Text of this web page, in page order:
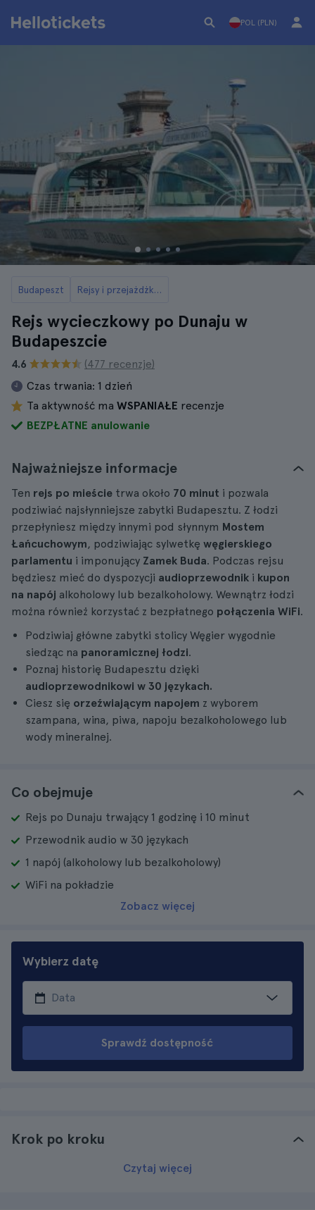
POL (PLN)
Budapeszt Rejsy i przejażdżki łodzią w Budapeszcie
Rejs wycieczkowy po Dunaju w
Budapeszcie
4.6
(477 recenzje)
Czas trwania: 1 dzień
Ta aktywność ma WSPANIAŁE recenzje
BEZPŁATNE anulowanie
Najważniejsze informacje
Ten rejs po mieście trwa około 70 minut i pozwala
podziwiać najsłynniejsze zabytki Budapesztu. Z łodzi
przepłyniesz między innymi pod słynnym Mostem
Łańcuchowym, podziwiając sylwetkę węgierskiego
parlamentu i imponujący Zamek Buda. Podczas rejsu
będziesz mieć do dyspozycji audioprzewodnik i kupon
na napój alkoholowy lub bezalkoholowy. Wewnątrz łodzi
można również korzystać z bezpłatnego połączenia WiFi.
Podziwiaj główne zabytki stolicy Węgier wygodnie
siedząc na panoramicznej łodzi.
Poznaj historię Budapesztu dzięki
audioprzewodnikowi w 30 językach.
Ciesz się orzeźwiającym napojem z wyborem
szampana, wina, piwa, napoju bezalkoholowego lub
wody mineralnej.
Co obejmuje
Rejs po Dunaju trwający 1 godzinę i 10 minut
Przewodnik audio w 30 językach
1 napój (alkoholowy lub bezalkoholowy)
WiFi na pokładzie
Zobacz więcej
Wybierz datę
Sprawdź dostępność
Krok po kroku
Czytaj więcej